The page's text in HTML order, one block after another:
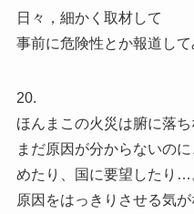
日々，細かく取材して
事前に危険性とか報道し
20.
ほんまこの火災は腑に落ち
まだ原因が分からないの
めたり、国に要望したり…
原因をはっきりさせる気が